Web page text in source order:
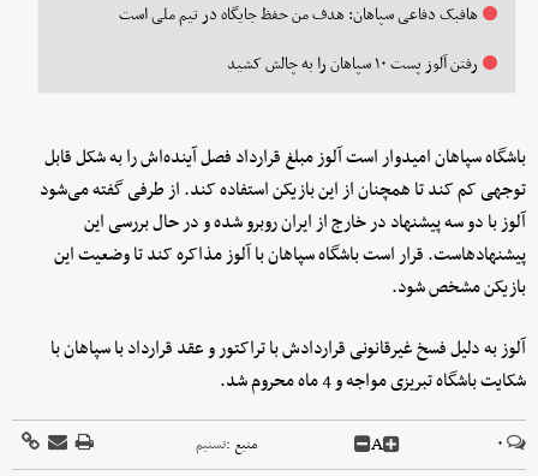
هافبک دفاعی سپاهان: هدف من حفظ جایگاه در تیم ملی است
رفتن آلوز پست ۱۰ سپاهان را به چالش کشید
باشگاه سپاهان امیدوار است آلوز مبلغ قرارداد فصل آینده‌اش را به شکل قابل
توجهی کم کند تا همچنان از این بازیکن استفاده کند. از طرفی گفته می‌شود
آلوز با دو سه پیشنهاد در خارج از ایران روبرو شده و در حال بررسی این
پیشنهادهاست. قرار است باشگاه سپاهان با آلوز مذاکره کند تا وضعیت این
بازیکن مشخص شود.
آلوز به دلیل فسخ غیرقانونی قراردادش با تراکتور و عقد قرارداد با سپاهان با
شکایت باشگاه تبریزی مواجه و 4 ماه محروم شد.
۰ A منبع :تسنیم